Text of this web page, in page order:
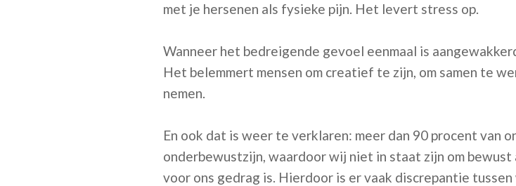
met je hersenen als fysieke pijn. Het levert stress op.
Wanneer het bedreigende gevoel eenmaal is
Het belemmert mensen om creatief te zijn, om samen te
nemen.
En ook dat is weer te verklaren: meer dan 90 procent van
onderbewustzijn, waardoor wij niet in staat zijn om
voor ons gedrag is. Hierdoor is er vaak discrepantie